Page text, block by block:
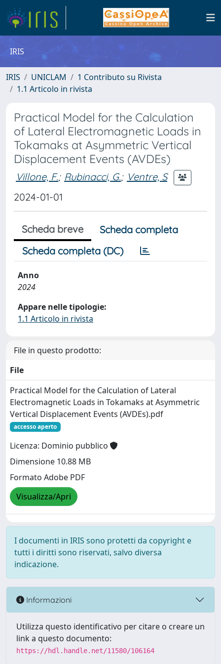
IRIS
IRIS UNICLAM
1 Contributo su Rivista
1.1 Articolo in rivista
Practical Model for the Calculation
of Lateral Electromagnetic Loads in
Tokamaks at Asymmetric Vertical
Displacement Events (AVDEs)
Villone, F.; Rubinacci, G.; Ventre, S
2024-01-01
Scheda breve
Scheda completa
Scheda completa (DC)
Anno
2024
Appare nelle tipologie:
1.1 Articolo in rivista
File in questo prodotto:
File
Practical Model for the Calculation of Lateral
Electromagnetic Loads in Tokamaks at Asymmetric
Vertical Displacement Events (AVDEs).pdf
accesso aperto
Licenza: Dominio pubblico
Dimensione 10.88 MB
Formato Adobe PDF
Visualizza/Apri
I documenti in IRIS sono protetti da copyright e
tutti i diritti sono riservati, salvo diversa
indicazione.
Informazioni
Utilizza questo identificativo per citare o creare un
link a questo documento:
https://hdl.handle.net/11580/106164